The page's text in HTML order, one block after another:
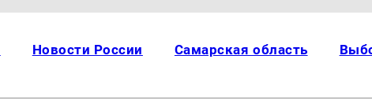
Новости России Самарская область